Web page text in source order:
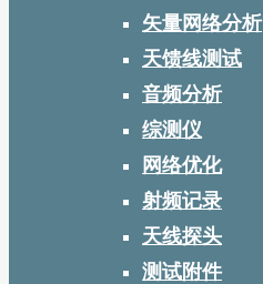
矢量网络分析
天馈线测试
音频分析
综测仪
网络优化
射频记录
天线探头
测试附件